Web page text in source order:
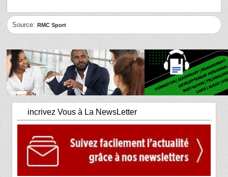
Source:RMC Sport
incrivez Vous à La NewsLetter